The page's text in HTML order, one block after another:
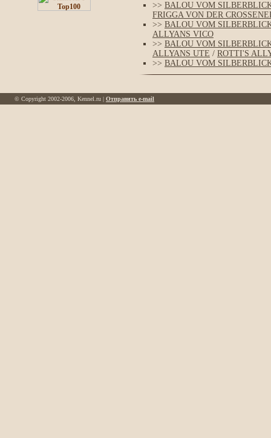
>> BALOU VOM
FRIGGA VON DER
>> BALOU VOM
ALLYANS VICO
>> BALOU VOM
ALLYANS UTE / ROTTI'S
>> BALOU VOM
© Copyright 2002-2006, Kennel.ru | Отправить e-mail